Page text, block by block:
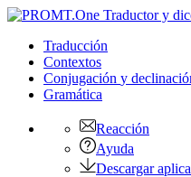
Traducción
Contextos
Conjugación y
Gramática
Reacción
Ayuda
Descargar